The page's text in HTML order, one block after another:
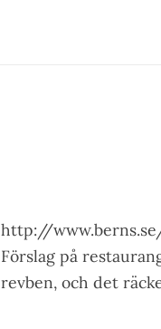
http://
Förslag på
revben, och det